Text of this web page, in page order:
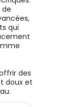
le
la
qui
des
doux et